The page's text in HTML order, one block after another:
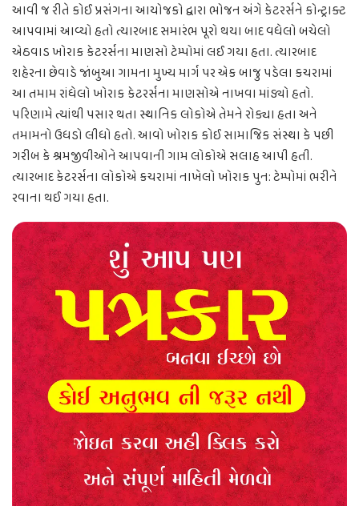
આવી જ રીતે કોઈ પ્રસંગના આયોજકો દ્વારા ભોજન અંગે કેટરર્સને કોન્ટ્રાક્ટ
આપવામાં આવ્યો હતો ત્યારબાદ સમારંભ પૂરો થયા બાદ વધેલો બચેલો
એઠવાડ ખોરાક કેટરર્સના માણસો ટેમ્પોમાં લઈ ગયા હતા. ત્યારબાદ
શહેરના છેવાડે જાંબુઆ ગામના મુખ્ય માર્ગ પર એક બાજુ પડેલા કચરામાં
આ તમામ રાંધેલો ખોરાક કેટરર્સના માણસોએ નાખવા માંડ્યો હતો.
પરિણામે ત્યાંથી પસાર થતા સ્થાનિક લોકોએ તેમને રોક્યા હતા અને
તમામનો ઉધડો લીધો હતો. આવો ખોરાક કોઈ સામાજિક સંસ્થા કે પછી
ગરીબ કે શ્રમજીવીઓને આપવાની ગામ લોકોએ સલાહ આપી હતી.
ત્યારબાદ કેટરર્સના લોકોએ કચરામાં નાખેલો ખોરાક પુન: ટેમ્પોમાં ભરીને
રવાના થઈ ગયા હતા.